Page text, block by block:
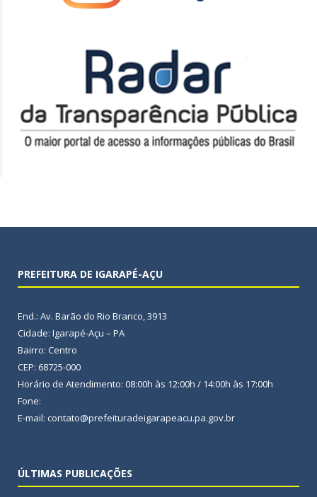
PREFEITURA DE IGARAPÉ-AÇU
End.: Av. Barão do Rio Branco, 3913
Cidade: Igarapé-Açu – PA
Bairro: Centro
CEP: 68725-000
Horário de Atendimento: 08:00h às 12:00h / 14:00h às 17:00h
Fone:
E-mail: contato@prefeituradeigarapeacu.pa.gov.br
ÚLTIMAS PUBLICAÇÕES